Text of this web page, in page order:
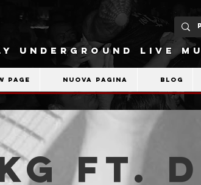
UNDERGROUND LIVE
Page Nuova pagina Blog
ft.